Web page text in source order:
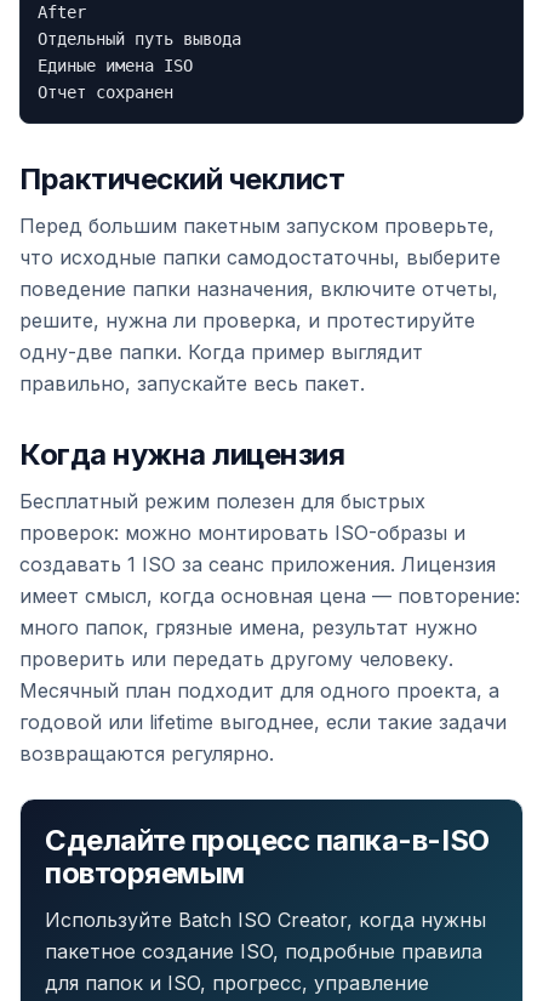
After
Отдельный путь вывода
Единые имена ISO
Практический чеклист
Перед большим пакетным запуском проверьте,
что исходные папки самодостаточны, выберите
поведение папки назначения, включите отчеты,
решите, нужна ли проверка, и протестируйте
одну-две папки. Когда пример выглядит
правильно, запускайте весь пакет.
Когда нужна лицензия
Бесплатный режим полезен для быстрых
проверок: можно монтировать ISO-образы и
создавать 1 ISO за сеанс приложения. Лицензия
имеет смысл, когда основная цена — повторение:
много папок, грязные имена, результат нужно
проверить или передать другому человеку.
Месячный план подходит для одного проекта, а
годовой или lifetime выгоднее, если такие задачи
возвращаются регулярно.
Сделайте процесс папка-в-ISO
повторяемым
Используйте Batch ISO Creator, когда нужны
пакетное создание ISO, подробные правила
для папок и ISO, прогресс, управление